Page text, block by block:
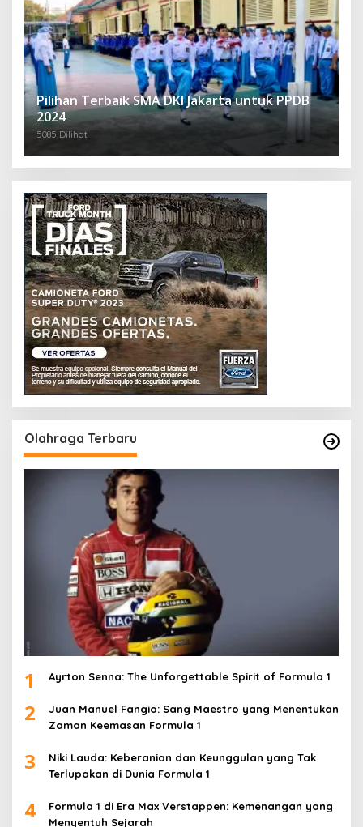
Pilihan Terbaik SMA DKI Jakarta untuk PPDB
2024
5085 Dilihat
Olahraga Terbaru
1 Ayrton Senna: The Unforgettable Spirit of Formula 1
2
Juan Manuel Fangio: Sang Maestro yang Menentukan
Zaman Keemasan Formula 1
3
Niki Lauda: Keberanian dan Keunggulan yang Tak
Terlupakan di Dunia Formula 1
4
Formula 1 di Era Max Verstappen: Kemenangan yang
Menyentuh Sejarah